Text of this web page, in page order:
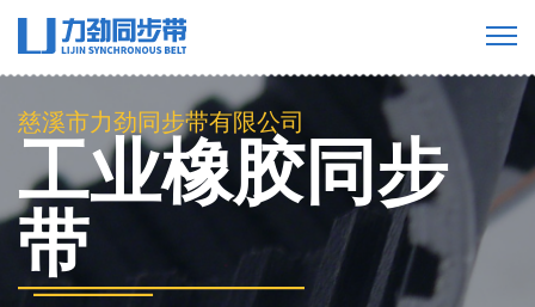
慈溪市力劲同步带有限公司
工业橡胶同步
带